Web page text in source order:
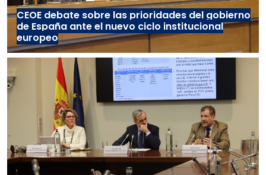
CEOE debate sobre las prioridades del gobierno
de España ante el nuevo ciclo institucional
europeo